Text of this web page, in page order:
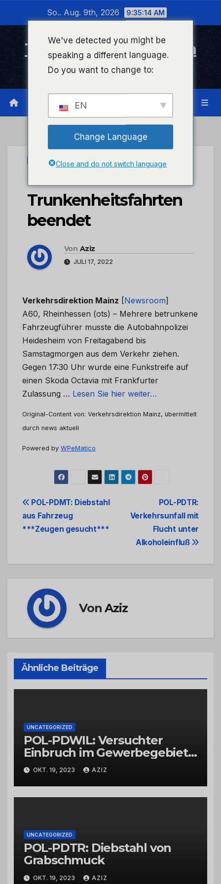
wechseln
So.. Aug. 9th, 2026 9:35:14 AM
Timeline Bad Kreuznach
Infonetzwerk für Bad Kreuznach
UNCATEGORIZED
POL-VDMZ: Mehrere
Trunkenheitsfahrten
beendet
Von Aziz
JULI 17, 2022
Verkehrsdirektion Mainz [Newsroom]
A60, Rheinhessen (ots) – Mehrere betrunkene
Fahrzeugführer musste die Autobahnpolizei
Heidesheim von Freitagabend bis
Samstagmorgen aus dem Verkehr ziehen.
Gegen 17:30 Uhr wurde eine Funkstreife auf
einen Skoda Octavia mit Frankfurter
Zulassung … Lesen Sie hier weiter…
Original-Content von: Verkehrsdirektion Mainz, übermittelt
durch news aktuell
Powered by WPeMatico
Beitrags-
Navigation
POL-PDTR:
Verkehrsunfall mit
Flucht unter
Alkoholeinfluß
POL-PDMT: Diebstahl
aus Fahrzeug
***Zeugen gesucht***
VonAziz
Ähnliche Beiträge
UNCATEGORIZED
POL-PDWIL: Versuchter
Einbruch im Gewerbegebiet
Wittlich
OKT. 19, 2023 AZIZ
UNCATEGORIZED
POL-PDTR: Diebstahl von
Grabschmuck
OKT. 19, 2023 AZIZ
We've detected you might be
speaking a different language.
Do you want to change to:
EN
Change Language
Close and do not switch language